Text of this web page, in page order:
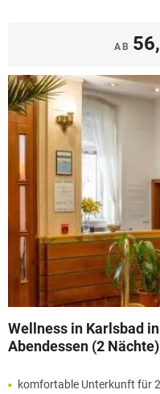
AB
Wellness in Karlsbad
Abendessen (2 Nächte)
komfortable Unterkunft für